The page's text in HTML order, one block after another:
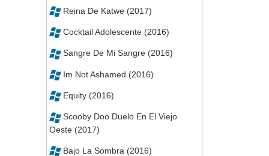
Reina De Katwe (2017)
Cocktail Adolescente (2016)
Sangre De Mi Sangre (2016)
Im Not Ashamed (2016)
Equity (2016)
Scooby Doo Duelo En El Viejo
Oeste (2017)
Bajo La Sombra (2016)